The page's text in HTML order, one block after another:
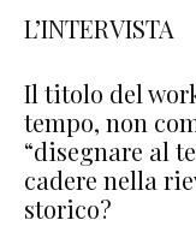
L’INTERVISTA
Il titolo del
tempo, non
“disegnare al
cadere nella
storico?